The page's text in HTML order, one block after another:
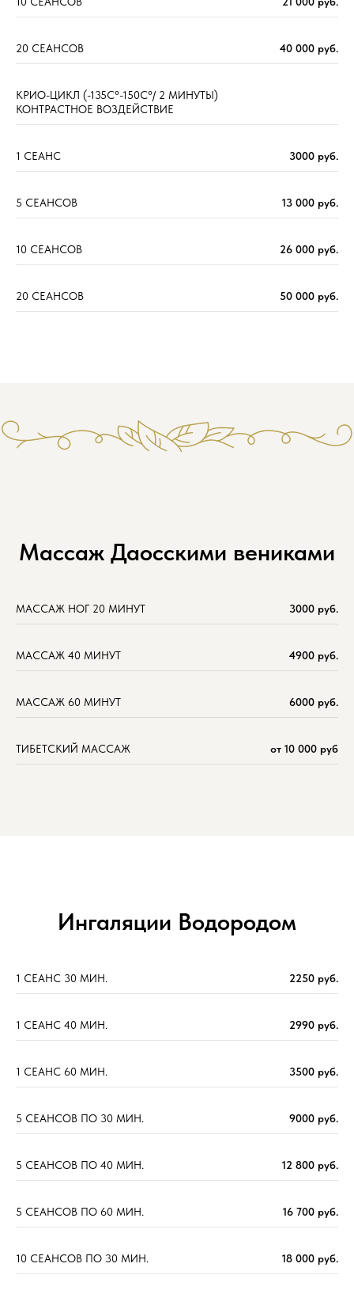
20 СЕАНСОВ 40 000 руб.
КРИО-ЦИКЛ (-135С°-150С°/ 2 МИНУТЫ)
КОНТРАСТНОЕ ВОЗДЕЙСТВИЕ
1 СЕАНС 3000 руб.
5 СЕАНСОВ 13 000 руб.
10 СЕАНСОВ 26 000 руб.
20 СЕАНСОВ 50 000 руб.
Массаж Даосскими вениками
МАССАЖ НОГ 20 МИНУТ 3000 руб.
МАССАЖ 40 МИНУТ 4900 руб.
МАССАЖ 60 МИНУТ 6000 руб.
ТИБЕТСКИЙ МАССАЖ от 10 000 руб
Ингаляции Водородом
1 СЕАНС 30 МИН. 2250 руб.
1 СЕАНС 40 МИН. 2990 руб.
1 СЕАНС 60 МИН. 3500 руб.
5 СЕАНСОВ ПО 30 МИН. 9000 руб.
5 СЕАНСОВ ПО 40 МИН. 12 800 руб.
5 СЕАНСОВ ПО 60 МИН. 16 700 руб.
10 СЕАНСОВ ПО 30 МИН. 18 000 руб.